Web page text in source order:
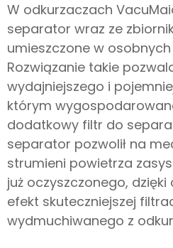
W odkurzaczach
separator wraz ze
umieszczone w
Rozwiązanie takie
wydajniejszego i
którym
dodatkowy filtr do
separator pozwolił na
strumieni powietrza
już oczyszczonego,
efekt skuteczniejszej
wydmuchiwanego z